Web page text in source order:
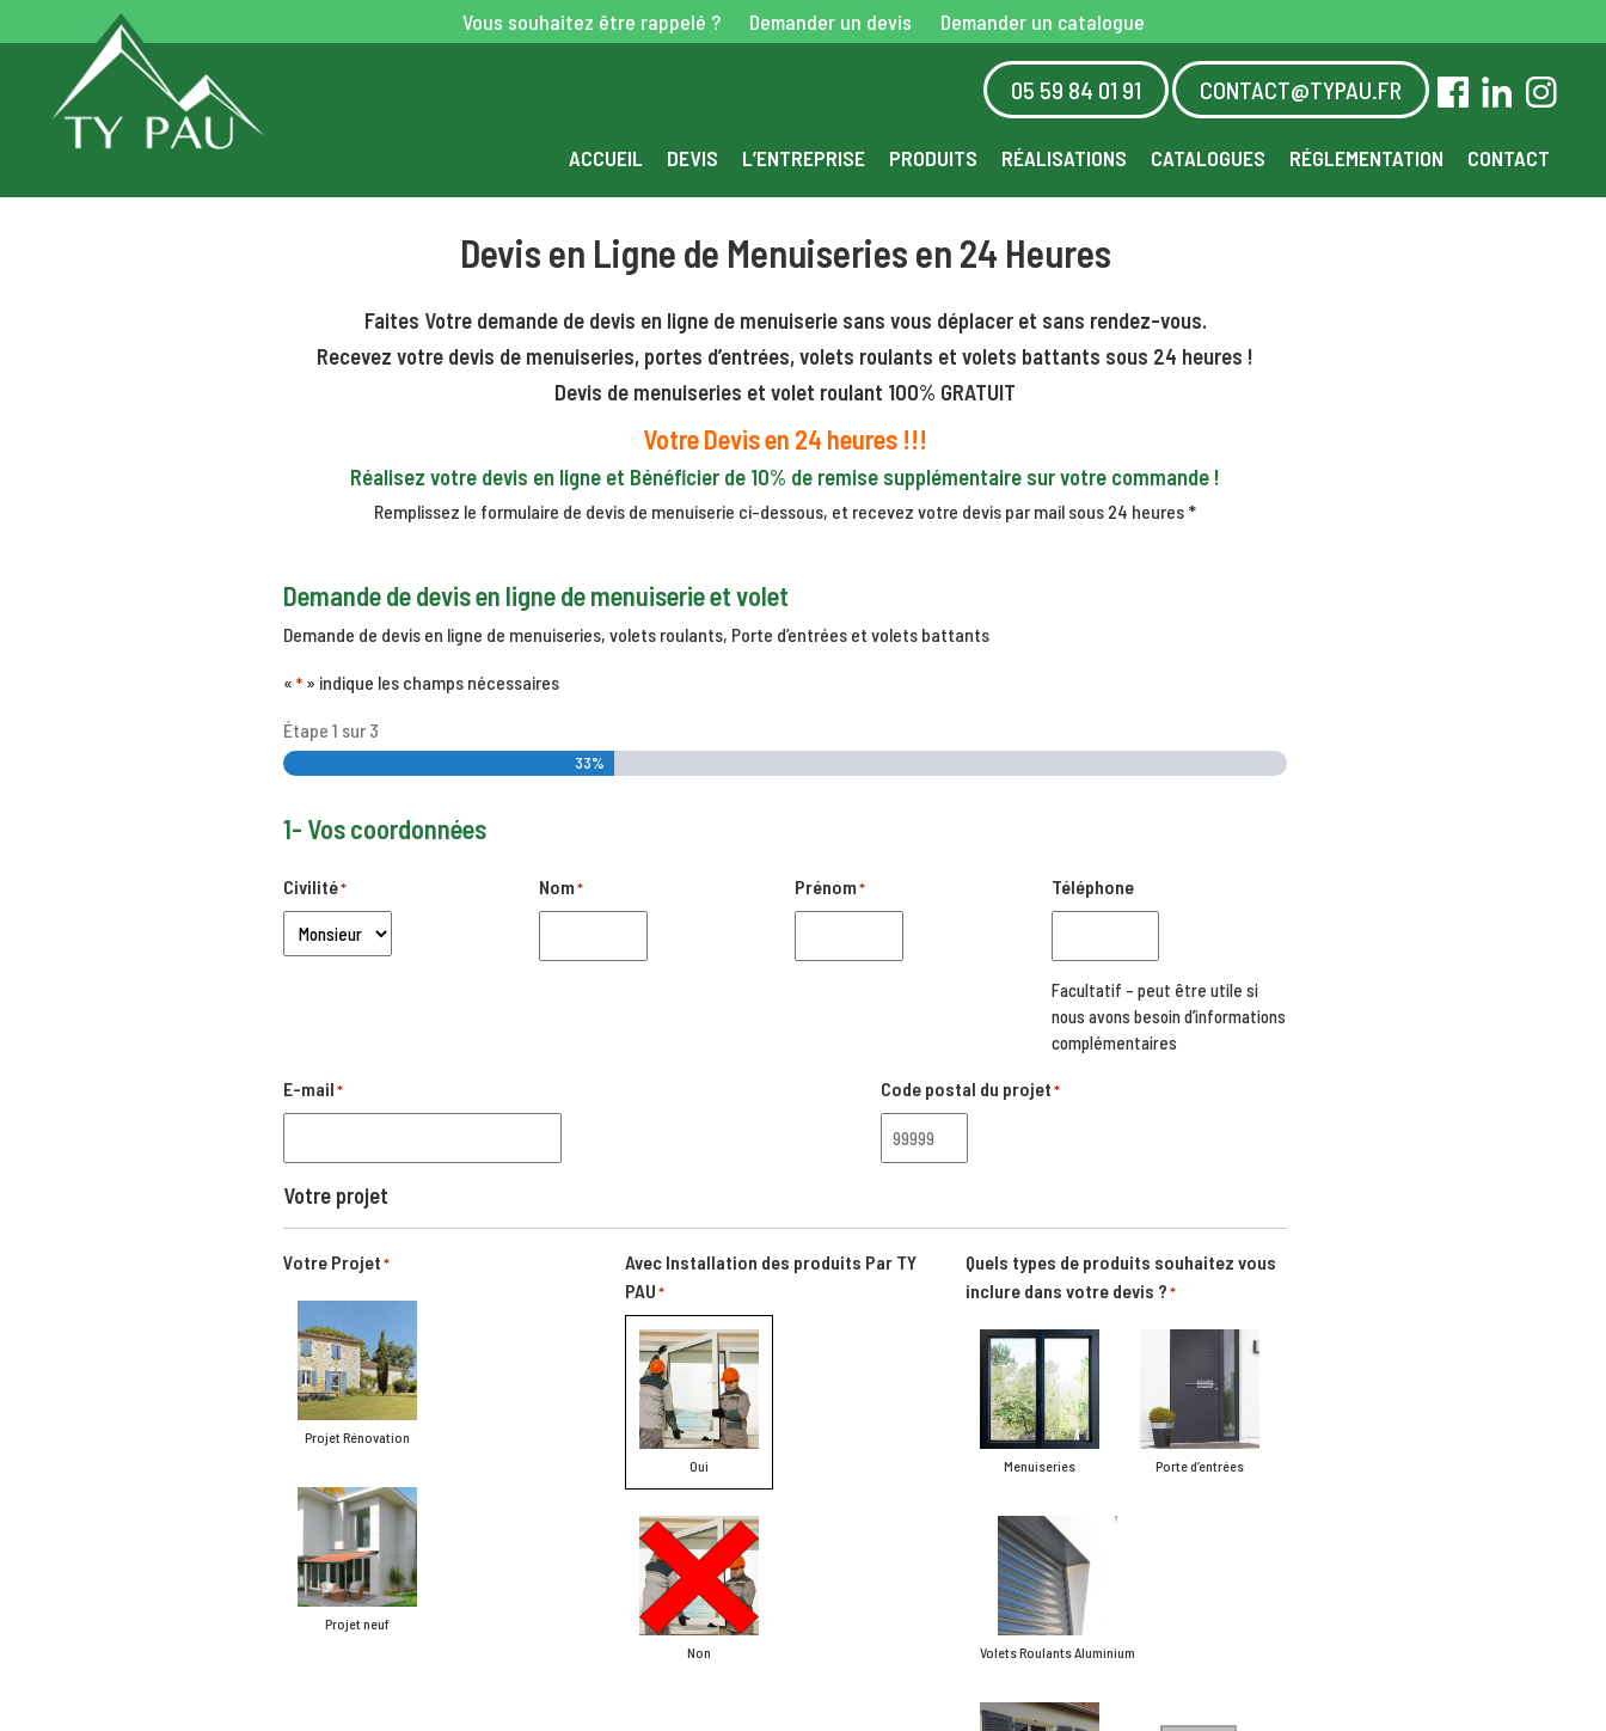
Vous souhaitez être rappelé ? Demander un devis Demander un catalogue
05 59 84 01 91 CONTACT@TYPAU.FR
ACCUEIL DEVIS L’ENTREPRISE PRODUITS RÉALISATIONS CATALOGUES RÉGLEMENTATION CONTACT
Devis en Ligne de Menuiseries en 24 Heures
Faites Votre demande de devis en ligne de menuiserie sans vous déplacer et sans rendez-vous.
Recevez votre devis de menuiseries, portes d’entrées, volets roulants et volets battants sous 24 heures !
Devis de menuiseries et volet roulant 100% GRATUIT
Votre Devis en 24 heures !!!
Réalisez votre devis en ligne et Bénéficier de 10% de remise supplémentaire sur votre commande !
Remplissez le formulaire de devis de menuiserie ci-dessous, et recevez votre devis par mail sous 24 heures *
Demande de devis en ligne de menuiserie et volet
Demande de devis en ligne de menuiseries, volets roulants, Porte d’entrées et volets battants
« * » indique les champs nécessaires
Étape 1 sur 3
33%
1- Vos coordonnées
Civilité* Nom* Prénom* Téléphone
Facultatif – peut être utile si
nous avons besoin d’informations
complémentaires
E-mail* Code postal du projet*
Votre projet
Votre Projet*
Projet Rénovation
Projet neuf
Avec Installation des produits Par TY
PAU*
Oui
Non
Quels types de produits souhaitez vous
inclure dans votre devis ?*
Menuiseries Porte d’entrées
Volets Roulants Aluminium